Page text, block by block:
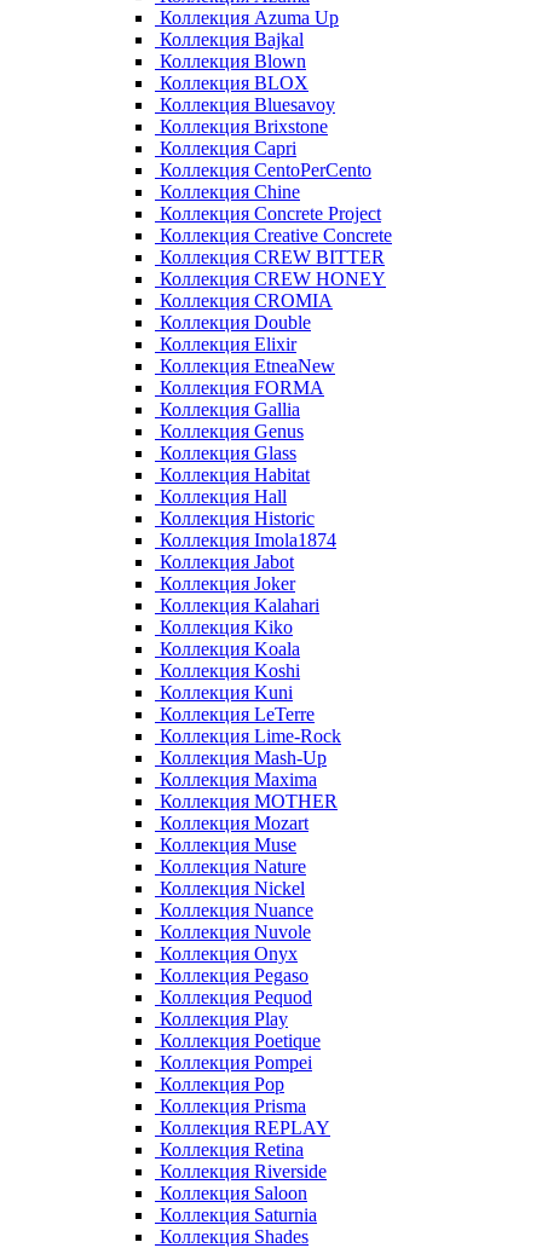
Коллекция Azuma Up
Коллекция Bajkal
Коллекция Blown
Коллекция BLOX
Коллекция Bluesavoy
Коллекция Brixstone
Коллекция Capri
Коллекция CentoPerCento
Коллекция Chine
Коллекция Concrete Project
Коллекция Creative Concrete
Коллекция CREW BITTER
Коллекция CREW HONEY
Коллекция CROMIA
Коллекция Double
Коллекция Elixir
Коллекция EtneaNew
Коллекция FORMA
Коллекция Gallia
Коллекция Genus
Коллекция Glass
Коллекция Habitat
Коллекция Hall
Коллекция Historic
Коллекция Imola1874
Коллекция Jabot
Коллекция Joker
Коллекция Kalahari
Коллекция Kiko
Коллекция Koala
Коллекция Koshi
Коллекция Kuni
Коллекция LeTerre
Коллекция Lime-Rock
Коллекция Mash-Up
Коллекция Maxima
Коллекция MOTHER
Коллекция Mozart
Коллекция Muse
Коллекция Nature
Коллекция Nickel
Коллекция Nuance
Коллекция Nuvole
Коллекция Onyx
Коллекция Pegaso
Коллекция Pequod
Коллекция Play
Коллекция Poetique
Коллекция Pompei
Коллекция Pop
Коллекция Prisma
Коллекция REPLAY
Коллекция Retina
Коллекция Riverside
Коллекция Saloon
Коллекция Saturnia
Коллекция Shades